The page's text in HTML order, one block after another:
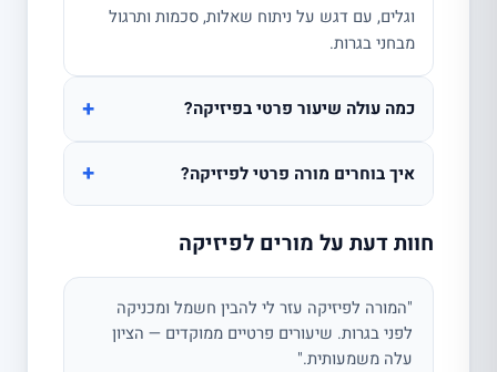
וגלים, עם דגש על ניתוח שאלות, סכמות ותרגול
מבחני בגרות.
כמה עולה שיעור פרטי בפיזיקה? +
איך בוחרים מורה פרטי לפיזיקה? +
חוות דעת על מורים לפיזיקה
"המורה לפיזיקה עזר לי להבין חשמל ומכניקה
לפני בגרות. שיעורים פרטיים ממוקדים — הציון
עלה משמעותית."